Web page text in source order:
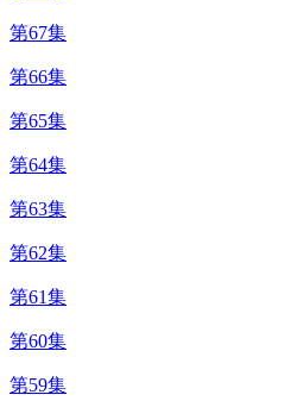
第67集
第66集
第65集
第64集
第63集
第62集
第61集
第60集
第59集